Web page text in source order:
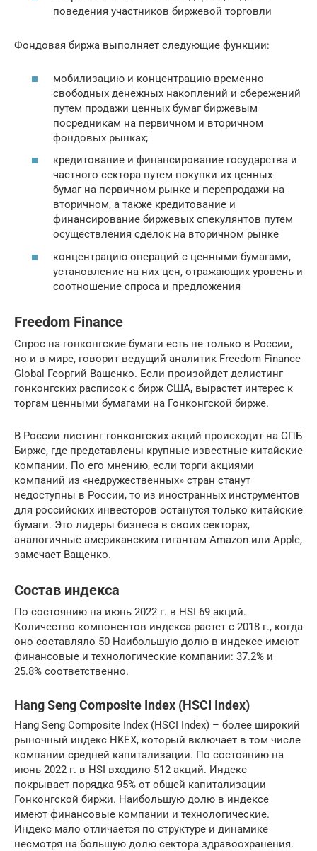
поведения участников биржевой торговли
Фондовая биржа выполняет следующие функции:
мобилизацию и концентрацию временно
свободных денежных накоплений и сбережений
путем продажи ценных бумаг биржевым
посредникам на первичном и вторичном
фондовых рынках;
кредитование и финансирование государства и
частного сектора путем покупки их ценных
бумаг на первичном рынке и перепродажи на
вторичном, а также кредитование и
финансирование биржевых спекулянтов путем
осуществления сделок на вторичном рынке
концентрацию операций с ценными бумагами,
установление на них цен, отражающих уровень и
соотношение спроса и предложения
Freedom Finance
Спрос на гонконгские бумаги есть не только в России,
но и в мире, говорит ведущий аналитик Freedom Finance
Global Георгий Ващенко. Если произойдет делистинг
гонконгских расписок с бирж США, вырастет интерес к
торгам ценными бумагами на Гонконгской бирже.
В России листинг гонконгских акций происходит на СПБ
Бирже, где представлены крупные известные китайские
компании. По его мнению, если торги акциями
компаний из «недружественных» стран станут
недоступны в России, то из иностранных инструментов
для российских инвесторов останутся только китайские
бумаги. Это лидеры бизнеса в своих секторах,
аналогичные американским гигантам Amazon или Apple,
замечает Ващенко.
Состав индекса
По состоянию на июнь 2022 г. в HSI 69 акций.
Количество компонентов индекса растет с 2018 г., когда
оно составляло 50 Наибольшую долю в индексе имеют
финансовые и технологические компании: 37.2% и
25.8% соответственно.
Hang Seng Composite Index (HSCI Index)
Hang Seng Composite Index (HSCI Index) – более широкий
рыночный индекс HKEX, который включает в том числе
компании средней капитализации. По состоянию на
июнь 2022 г. в HSI входило 512 акций. Индекс
покрывает порядка 95% от общей капитализации
Гонконгской биржи. Наибольшую долю в индексе
имеют финансовые компании и технологические.
Индекс мало отличается по структуре и динамике
несмотря на большую долю сектора здравоохранения.